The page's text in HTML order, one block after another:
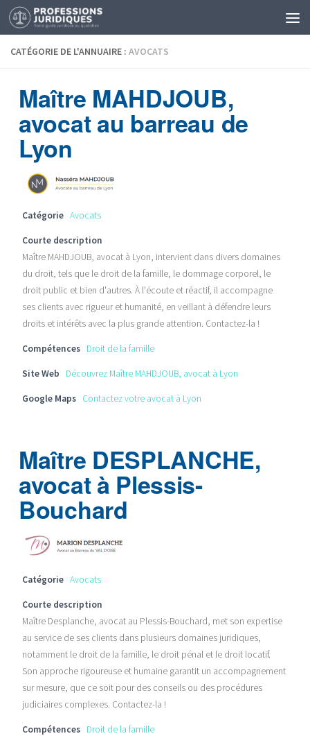
CATÉGORIE DE L'ANNUAIRE : AVOCATS
Maître MAHDJOUB,
avocat au barreau de
Lyon
Catégorie Avocats
Courte description
Maître MAHDJOUB, avocat à Lyon, intervient dans divers domaines
du droit, tels que le droit de la famille, le dommage corporel, le
droit public et bien d'autres. À l'écoute et réactif, il accompagne
ses clients avec rigueur et humanité, en veillant à défendre leurs
droits et intérêts avec la plus grande attention. Contactez-la !
Compétences Droit de la famille
Site Web Découvrez Maître MAHDJOUB, avocat à Lyon
Google Maps Contactez votre avocat à Lyon
Maître DESPLANCHE,
avocat à Plessis-
Bouchard
Catégorie Avocats
Courte description
Maître Desplanche, avocat au Plessis-Bouchard, met son expertise
au service de ses clients dans plusieurs domaines juridiques,
notamment le droit de la famille, le droit pénal et le droit locatif.
Son approche rigoureuse et humaine garantit un accompagnement
sur mesure, que ce soit pour des conseils ou des procédures
judiciaires complexes. Contactez-la !
Compétences Droit de la famille